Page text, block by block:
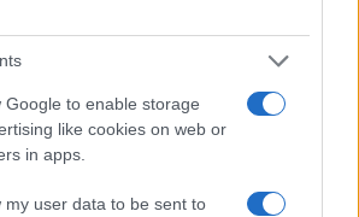
Google to enable storage
like cookies on web or
in apps.
my user data to be sent to